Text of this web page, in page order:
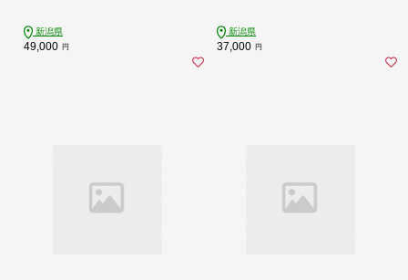
新潟県
49,000 円
新潟県
37,000 円